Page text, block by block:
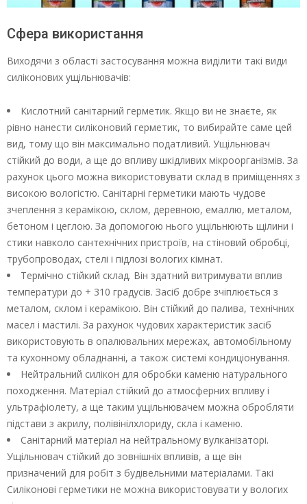
Сфера використання
Виходячи з області застосування можна виділити такі види
силіконових ущільнювачів:
Кислотний санітарний герметик. Якщо ви не знаєте, як
рівно нанести силіконовий герметик, то вибирайте саме цей
вид, тому що він максимально податливий. Ущільнювач
стійкий до води, а ще до впливу шкідливих мікроорганізмів. За
рахунок цього можна використовувати склад в приміщеннях з
високою вологістю. Санітарні герметики мають чудове
зчеплення з керамікою, склом, деревною, емаллю, металом,
бетоном і цеглою. За допомогою нього ущільнюють щілини і
стики навколо сантехнічних пристроїв, на стіновий обробці,
трубопроводах, стелі і підлозі вологих кімнат.
Термічно стійкий склад. Він здатний витримувати вплив
температури до + 310 градусів. Засіб добре зчіплюється з
металом, склом і керамікою. Він стійкий до палива, технічних
масел і мастилі. За рахунок чудових характеристик засіб
використовують в опалювальних мережах, автомобільному
та кухонному обладнанні, а також системі кондиціонування.
Нейтральний силікон для обробки каменю натурального
походження. Матеріал стійкий до атмосферних впливу і
ультрафіолету, а ще таким ущільнювачем можна обробляти
підстави з акрилу, полівінілхлориду, скла і каменю.
Санітарний матеріал на нейтральному вулканізаторі.
Ущільнювач стійкий до зовнішніх впливів, а ще він
призначений для робіт з будівельними матеріалами. Такі
Силіконові герметики не можна використовувати у вологих